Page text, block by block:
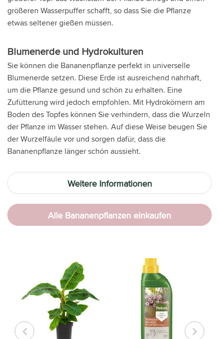
größeren Wasserpuffer schafft, so dass Sie die Pflanze
etwas seltener gießen müssen.
Blumenerde und Hydrokulturen
Sie können die Bananenpflanze perfekt in universelle
Blumenerde setzen. Diese Erde ist ausreichend nahrhaft,
um die Pflanze gesund und schön zu erhalten. Eine
Zufütterung wird jedoch empfohlen. Mit Hydrokörnern am
Boden des Topfes können Sie verhindern, dass die Wurzeln
der Pflanze im Wasser stehen. Auf diese Weise beugen Sie
der Wurzelfäule vor und sorgen dafür, dass die
Bananenpflanze länger schön aussieht.
Weitere Informationen
Alle Bananenpflanzen einkaufen